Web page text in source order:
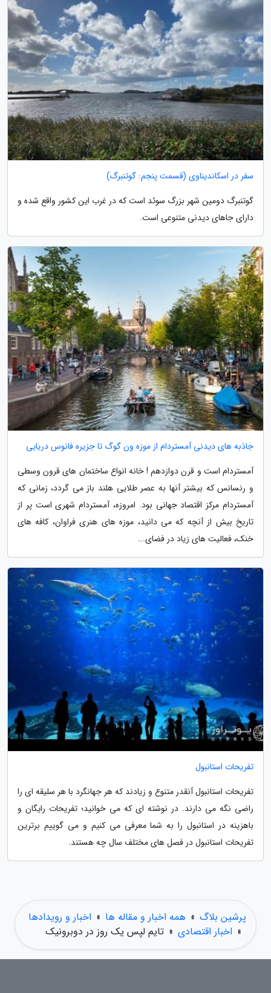
سفر در اسکاندیناوی (قسمت پنجم: گوتنبرگ)
گوتنبرگ دومین شهر بزرگ سوئد است که در غرب این کشور واقع شده و
دارای جاهای دیدنی متنوعی است.
جاذبه های دیدنی آمستردام از موزه ون گوگ تا جزیره فانوس دریایی
آمستردام است و قرن دوازدهم ! خانه انواع ساختمان های قرون وسطی
و رنسانس که بیشتر آنها به عصر طلایی هلند باز می گردد، زمانی که
آمستردام مرکز اقتصاد جهانی بود. امروزه، آمستردام شهری است پر از
تاریخ بیش از آنچه که می دانید، موزه های هنری فراوان، کافه های
خنک، فعالیت های زیاد در فضای...
تفریحات استانبول
تفریحات استانبول آنقدر متنوع و زیادند که هر جهانگرد با هر سلیقه ای را
راضی نگه می دارند. در نوشته ای که می خوانید؛ تفریحات رایگان و
باهزینه در استانبول را به شما معرفی می کنیم و می گوییم برترین
تفریحات استانبول در فصل های مختلف سال چه هستند.
پرشین بلاگ » همه اخبار و مقاله ها » اخبار و رویدادها
» اخبار اقتصادی » تایم لپس یک روز در دوبرونیک